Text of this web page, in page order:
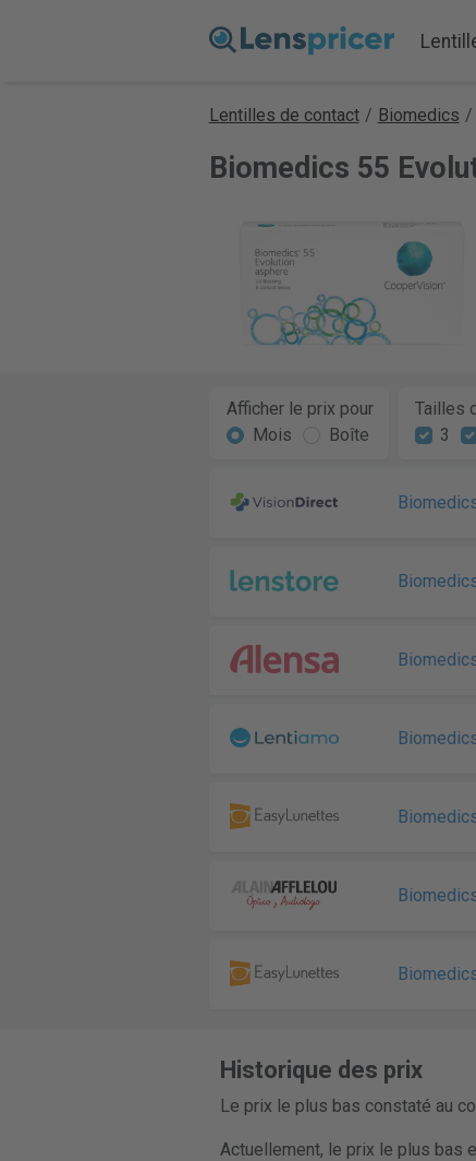
Lentilles de contact / Biomedics /
Biomedics 55
Afficher le prix pour
Mois
Boîte
Tailles
3
Historique des prix
Le prix le plus bas constaté au
Actuellement, le prix le plus bas